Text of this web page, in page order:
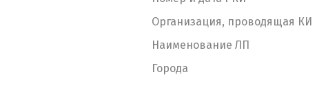
Организация, проводящая КИ
Наименование ЛП
Города